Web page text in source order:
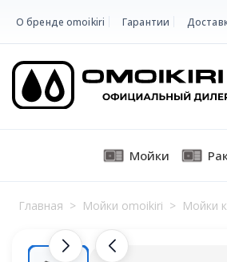
О бренде omoikiri Гарантии
Мойки
Главная > Мойки omoikiri > Мойки